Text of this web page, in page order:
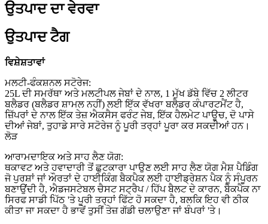
ਉਤਪਾਦ ਦਾ ਵੇਰਵਾ
ਉਤਪਾਦ ਟੈਗ
ਵਿਸ਼ੇਸ਼ਤਾਵਾਂ
ਮਲਟੀ-ਫੰਕਸ਼ਨਲ ਸਟੋਰੇਜ:
25L ਦੀ ਸਮਰੱਥਾ ਅਤੇ ਮਲਟੀਪਲ ਜੇਬਾਂ ਦੇ ਨਾਲ, 1 ਮੁੱਖ ਡੱਬੇ ਵਿੱਚ 2 ਲੀਟਰ
ਬਲੈਡਰ (ਬਲੈਡਰ ਸ਼ਾਮਲ ਨਹੀਂ) ਲਈ ਇੱਕ ਵੱਖਰਾ ਬਲੈਡਰ ਕੰਪਾਰਟਮੈਂਟ ਹੈ,
ਜ਼ਿੱਪਰਾਂ ਦੇ ਨਾਲ ਇੱਕ ਤੇਜ਼ ਐਕਸੈਸ ਫਰੰਟ ਜੇਬ, ਇੱਕ ਹੈਲਮੇਟ ਪਾਊਚ, ਦੋ ਪਾਸੇ
ਦੀਆਂ ਜੇਬਾਂ, ਤੁਹਾਡੇ ਸਾਰੇ ਸਟੋਰੇਜ ਨੂੰ ਪੂਰੀ ਤਰ੍ਹਾਂ ਪੂਰਾ ਕਰ ਸਕਦੀਆਂ ਹਨ।
ਲੋੜ
ਆਰਾਮਦਾਇਕ ਅਤੇ ਸਾਹ ਲੈਣ ਯੋਗ:
ਥਕਾਵਟ ਅਤੇ ਹਵਾਦਾਰੀ ਤੋਂ ਛੁਟਕਾਰਾ ਪਾਉਣ ਲਈ ਸਾਹ ਲੈਣ ਯੋਗ ਮੈਸ਼ ਪੈਡਿੰਗ
ਜੋ ਪੁਰਸ਼ਾਂ ਜਾਂ ਔਰਤਾਂ ਦੇ ਹਾਈਕਿੰਗ ਬੈਕਪੈਕ ਲਈ ਹਾਈਡ੍ਰੇਸ਼ਨ ਪੈਕ ਨੂੰ ਸੰਪੂਰਨ
ਬਣਾਉਂਦੀ ਹੈ, ਐਡਜਸਟੇਬਲ ਚੈਸਟ ਸਟ੍ਰੈਪ / ਹਿੱਪ ਬੈਲਟ ਦੇ ਕਾਰਨ, ਬੈਕਪੈਕ ਨਾ
ਸਿਰਫ ਸਾਡੀ ਪਿੱਠ 'ਤੇ ਪੂਰੀ ਤਰ੍ਹਾਂ ਫਿੱਟ ਹੋ ਸਕਦਾ ਹੈ, ਬਲਕਿ ਇਹ ਵੀ ਠੀਕ
ਕੀਤਾ ਜਾ ਸਕਦਾ ਹੈ ਭਾਵੇਂ ਤੁਸੀਂ ਤੇਜ਼ ਗੱਡੀ ਚਲਾਉਣਾ ਜਾਂ ਬੰਪਰਾਂ 'ਤੇ।